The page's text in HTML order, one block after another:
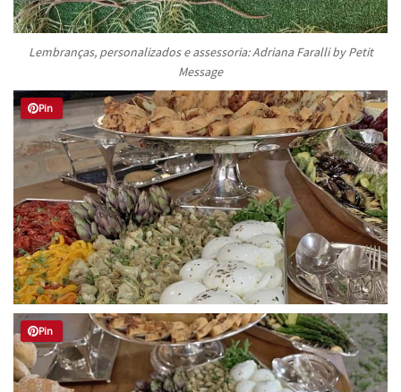
Lembranças, personalizados e assessoria: Adriana Faralli by Petit
Message
Pin
Pin